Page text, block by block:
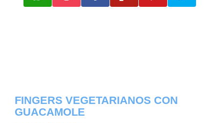
FINGERS VEGETARIANOS CON
GUACAMOLE